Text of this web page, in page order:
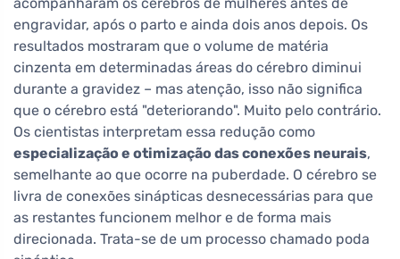
acompanharam os cérebros de mulheres antes de
engravidar, após o parto e ainda dois anos depois. Os
resultados mostraram que o volume de matéria
cinzenta em determinadas áreas do cérebro diminui
durante a gravidez – mas atenção, isso não significa
que o cérebro está "deteriorando". Muito pelo contrário.
Os cientistas interpretam essa redução como
especialização e otimização das conexões neurais,
semelhante ao que ocorre na puberdade. O cérebro se
livra de conexões sinápticas desnecessárias para que
as restantes funcionem melhor e de forma mais
direcionada. Trata-se de um processo chamado poda